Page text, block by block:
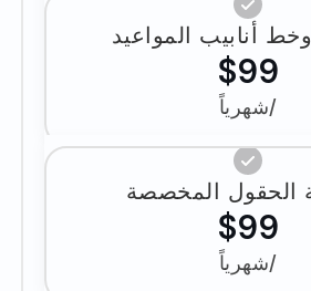
أنابيب المواعيد
$99
/شهرياً
الحقول المخصصة
$99
/شهرياً